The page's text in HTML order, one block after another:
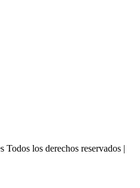
los derechos reservados |